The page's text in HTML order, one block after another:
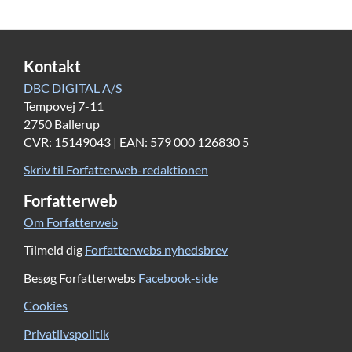
Kontakt
DBC DIGITAL A/S
Tempovej 7-11
2750 Ballerup
CVR: 15149043 | EAN: 579 000 126830 5
Skriv til Forfatterweb-redaktionen
Forfatterweb
Om Forfatterweb
Tilmeld dig Forfatterwebs nyhedsbrev
Besøg Forfatterwebs Facebook-side
Cookies
Privatlivspolitik